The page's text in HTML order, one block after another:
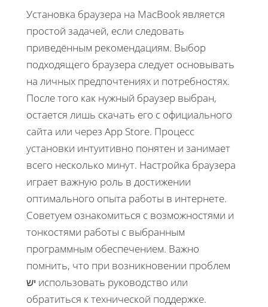
Установка браузера на MacBook является
простой задачей, если следовать
приведённым рекомендациям. Выбор
подходящего браузера следует основывать
на личных предпочтениях и потребностях.
После того как нужный браузер выбран,
остается лишь скачать его с официального
сайта или через App Store. Процесс
установки интуитивно понятен и занимает
всего несколько минут. Настройка браузера
играет важную роль в достижении
оптимального опыта работы в интернете.
Советуем ознакомиться с возможностями и
тонкостями работы с выбранным
программным обеспечением. Важно
помнить, что при возникновении проблем
יש использовать руководство или
обратиться к технической поддержке.